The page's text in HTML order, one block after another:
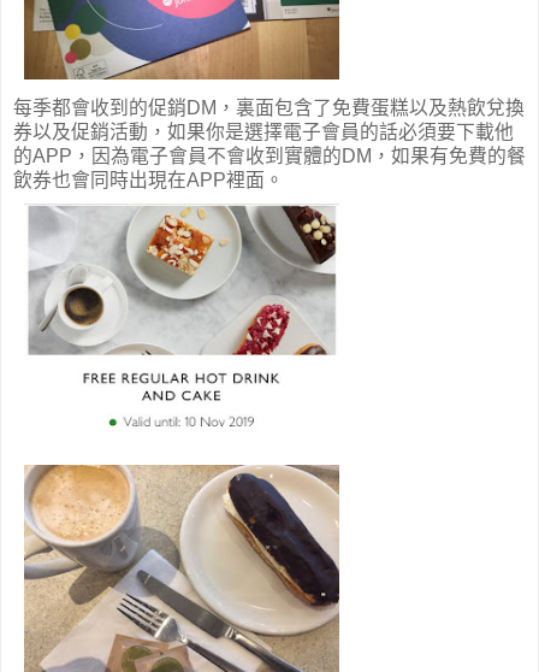
每季都會收到的促銷DM，裏面包含了免費蛋糕以及熱飲兌換
券以及促銷活動，如果你是選擇電子會員的話必須要下載他
的APP，因為電子會員不會收到實體的DM，如果有免費的餐
飲券也會同時出現在APP裡面。